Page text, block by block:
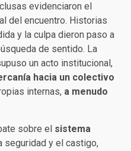
evidenciaron el
del encuentro. Historias
y la culpa dieron paso a
de sentido. La
un acto institucional,
hacia un colectivo
internas, a menudo
sobre el sistema
seguridad y el castigo,